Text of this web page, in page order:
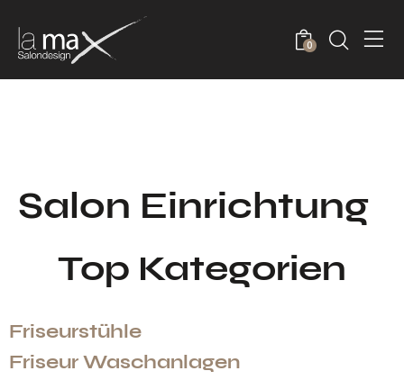
0
Salon Einrichtung
Top Kategorien
Friseurstühle
Friseur Waschanlagen